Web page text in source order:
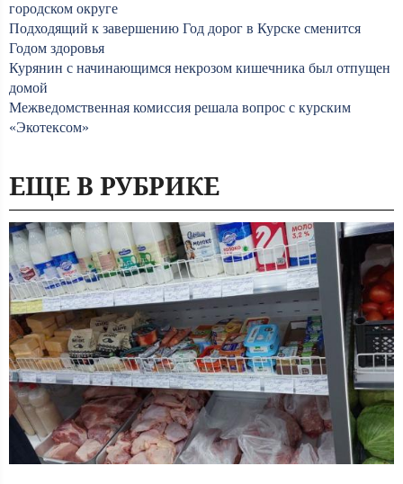
городском округе
Подходящий к завершению Год дорог в Курске сменится
Годом здоровья
Курянин с начинающимся некрозом кишечника был отпущен
домой
Межведомственная комиссия решала вопрос с курским
«Экотексом»
ЕЩЕ В РУБРИКЕ